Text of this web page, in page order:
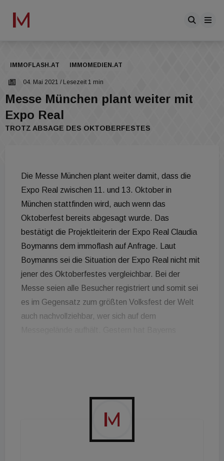
IMMOFLASH.AT IMMOMEDIEN.AT
04. Mai 2021 / Lesezeit 1 min
Messe München plant weiter mit
Expo Real
TROTZ ABSAGE DES OKTOBERFESTES
Die Messe München plant weiter damit, dass die
Expo Real zwischen 11. und 13. Oktober in
München stattfinden wird, auch wenn das
Oktoberfest bereits abgesagt wurde. Das
bestätigt die Projektleiterin der Expo Real Claudia
Boymanns dem immoflash auf Anfrage. Laut
Boymanns sei die Situation der Expo Real nicht mit
jener des Oktoberfestes vergleichbar. Bei der
Messe seien alle Besucher registriert und somit sei
es im Gegensatz zum größten Volksfest der Welt
auch nachvollziehbar, wer sich auf dem
Expo Real startet traditionell am Tag nach dem